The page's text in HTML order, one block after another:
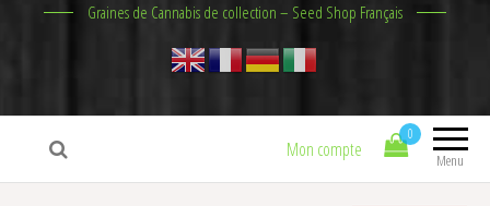
Graines de Cannabis de collection – Seed Shop Français
Menu
0
Mon compte